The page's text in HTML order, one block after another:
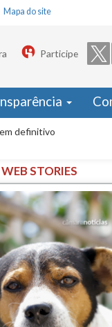
Mapa do site
Participe
definitivo
WEB STORIES